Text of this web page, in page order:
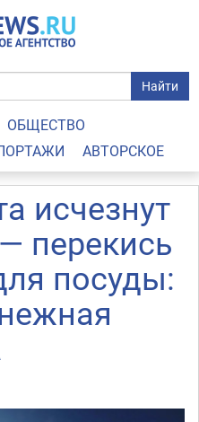
Найти
ОБЩЕСТВО
АВТОРСКОЕ
исчезнут
перекись
посуды: